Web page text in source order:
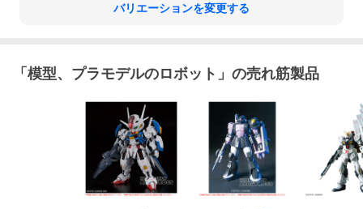
バリエーションを変更する
「 模型、プラモデルのロボット 」の売れ筋製品